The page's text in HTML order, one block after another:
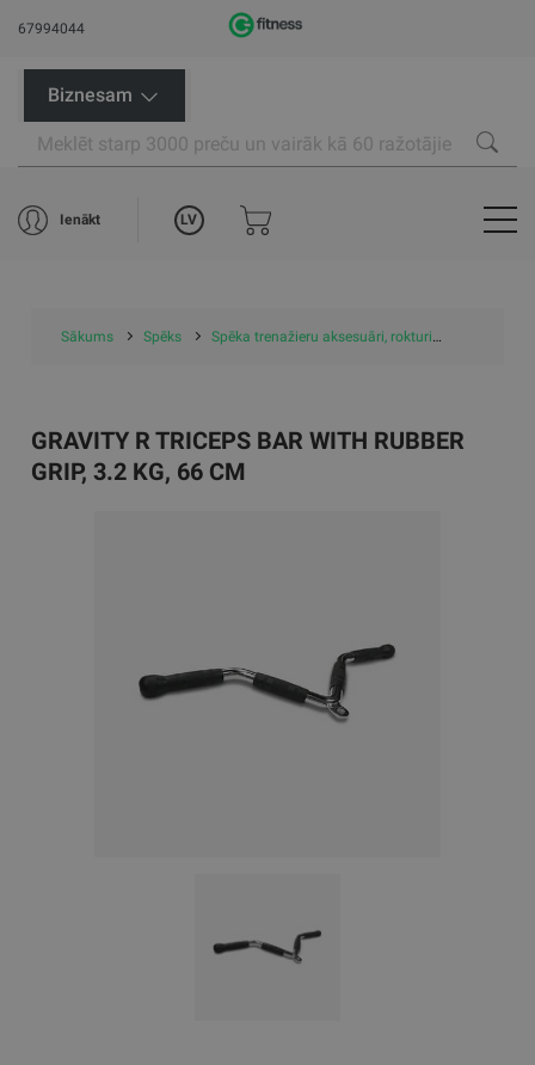
67994044
Biznesam
Ienākt LV
Sākums Spēks Spēka trenažieru aksesuāri, rokturi
GRAVITY R TRICEPS BAR WITH RUBBER
GRIP, 3.2 KG, 66 CM